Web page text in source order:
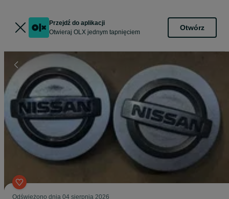
Przejdź do aplikacji
Otwieraj OLX jednym tapnięciem
Otwórz
Odświeżono dnia 04 sierpnia 2026